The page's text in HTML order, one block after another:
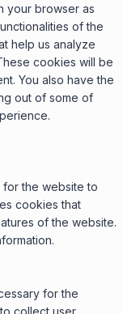
your browser as
of the
help us analyze
cookies will be
You also have the
out of some of
the website to
cookies that
of the website.
for the
collect user